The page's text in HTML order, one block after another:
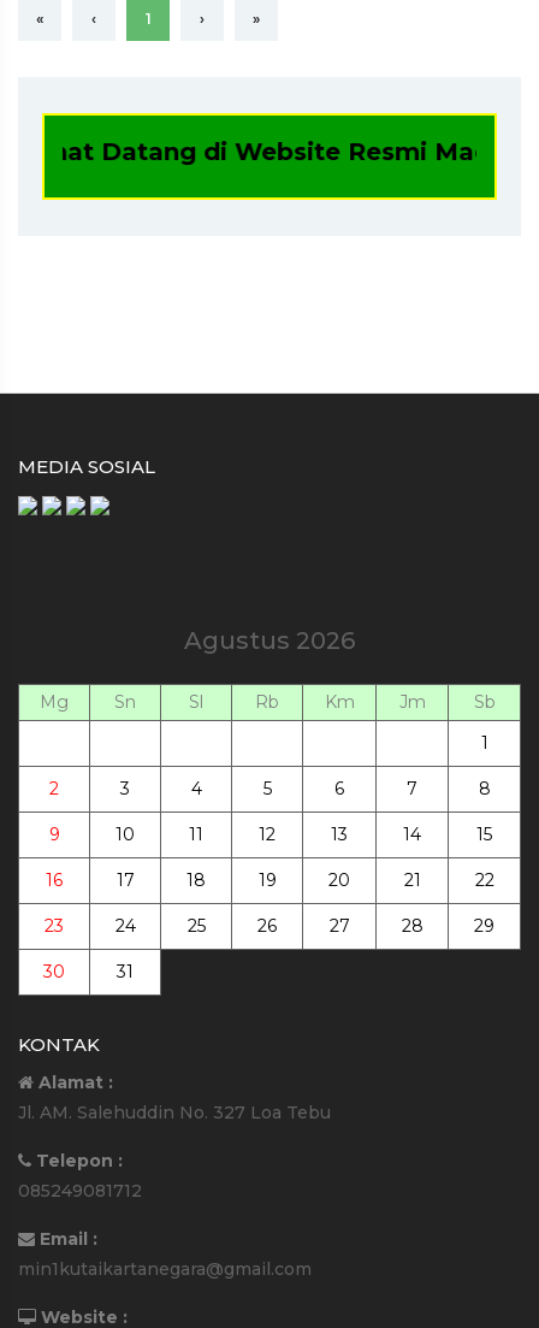
« ‹ 1 › »
Datang di Website Resmi
MEDIA SOSIAL
Agustus 2026
Mg Sn Sl Rb Km Jm
Sb
1
2 3 4 5 6 7 8
9 10 11 12 13 14 15
16 17 18 19 20 21 22
23 24 25 26 27 28 29
30 31
KONTAK
Alamat :
Jl. AM. Salehuddin No. 327 Loa Tebu
Telepon :
085249081712
Email :
min1kutaikartanegara@gmail.com
Website :